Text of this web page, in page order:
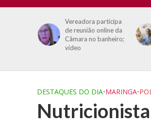
Vereadora participa
de reunião online da
Câmara no banheiro;
vídeo
DESTAQUES DO DIA•MARINGA•